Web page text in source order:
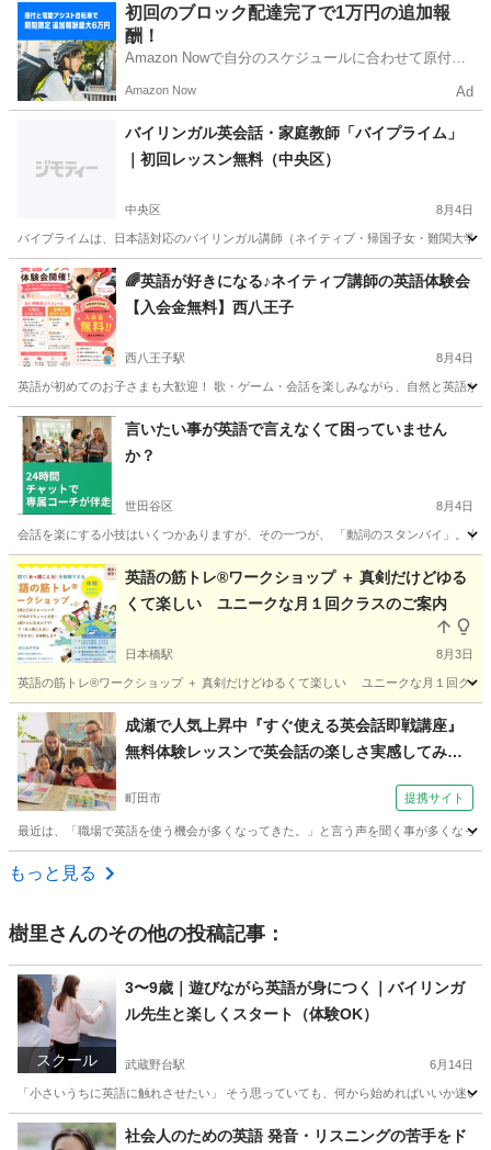
発音
初回のブロック配達完了で1万円の追加報
酬！
Amazon Nowで自分のスケジュールに合わせて原付や
う！
Amazon Now Ad
バイリンガル英会話・家庭教師「バイプライム」
｜初回レッスン無料（中央区）
中央区 8月4日
バイプライムは、日本語対応のバイリンガル講師（ネイティブ・帰国子女・難関大学
東京 中央区 英会話 バイリンガル
🌈英語が好きになる♪ネイティブ講師の英語体験会
【入会金無料】西八王子
西八王子駅 8月4日
英語が初めてのお子さまも大歓迎！ 歌・ゲーム・会話を楽しみながら、自然と英語
東京 八王子市 西八王子駅 英語 ネイティブ
言いたい事が英語で言えなくて困っていません
か？
世田谷区 8月4日
会話を楽にする小技はいくつかありますが、その一つが、 「動詞のスタンバイ」。
東京 世田谷区 英会話 コーチング
英語の筋トレ®️ワークショップ ＋ 真剣だけどゆる
くて楽しい ユニークな月１回クラスのご案内
日本橋駅 8月3日
英語の筋トレ®️ワークショップ ＋ 真剣だけどゆるくて楽しい ユニークな月１回クラ
東京 中央区 日本橋駅 英会話 筋トレ
成瀬で人気上昇中『すぐ使える英会話即戦講座』
無料体験レッスンで英会話の楽しさ実感してみて
町田市 提携サイト
最近は、「職場で英語を使う機会が多くなってきた。」と言う声を聞く事が多くなっ
東京 町田市
もっと見る
樹里さんのその他の投稿記事：
スクール
3〜9歳｜遊びながら英語が身につく｜バイリンガ
ル先生と楽しくスタート（体験OK）
武蔵野台駅 6月14日
「小さいうちに英語に触れさせたい」 そう思っていても、何から始めればいいか迷
東京 港区 武蔵野台駅 英語/基礎英語 バイリンガル
社会人のための英語 発音・リスニングの苦手をド